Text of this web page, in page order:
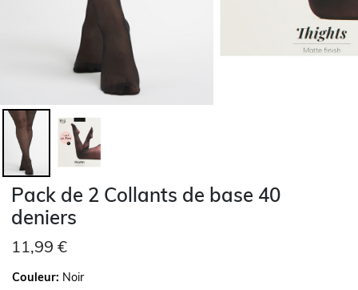
Pack de 2 Collants de base 40
deniers
11,99 €
Couleur: Noir